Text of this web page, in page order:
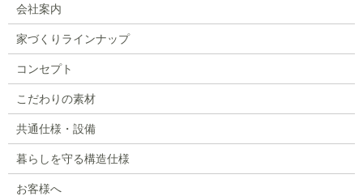
会社案内
家づくりラインナップ
コンセプト
こだわりの素材
共通仕様・設備
暮らしを守る構造仕様
お客様へ